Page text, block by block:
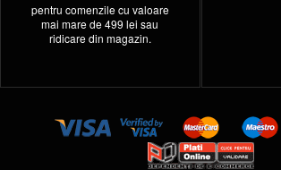
pentru comenzile cu valoare
mai mare de 499 lei sau
ridicare din magazin.